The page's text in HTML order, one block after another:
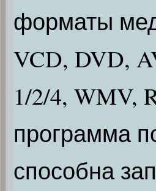
форматы
VCD, DVD,
1/2/4, WMV,
программа
способна